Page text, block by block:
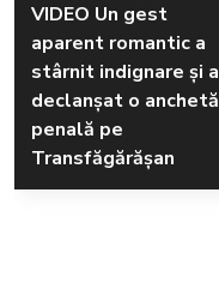
VIDEO Un gest
aparent romantic a
stârnit indignare și a
declanșat o anchetă
penală pe
Transfăgărășan